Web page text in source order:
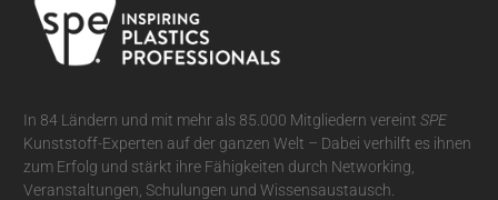
In 84 Ländern und mit mehr als 85.000 Mitgliedern vereint SPE
Kunststoff-Experten auf der ganzen Welt – Dabei verhilft es ihnen
zum Erfolg und stärkt ihre Fähigkeiten durch Networking,
Veranstaltungen, Schulungen und Wissensaustausch.